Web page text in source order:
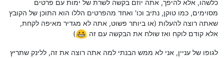
כלשהו, אלא להיפך, אתה יוזם בקשה לשרת של ימות עם פרטים
מסוימים, כמו טוקן, נתיב וכו' ואחד מהפרטים הללו הוא התוכן של הקובץ
שאתה רוצה להעלות (או ביותר פשוט, אתה לא מגדיר מאיפה לקחת,
אלא קודם לוקח ואז שולח את הבקשה עם זה
)
לגופו של עניין, אני לא ממש הבנתי למה אתה רוצה את זה, ללינק שתריץ